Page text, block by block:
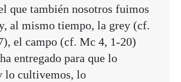
que también nosotros fuimos
al mismo tiempo, la grey (cf.
el campo (cf. Mc 4, 1-20)
entregado para que lo
lo cultivemos, lo